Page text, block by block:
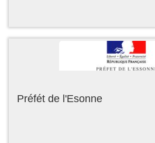
Préfét de l'Esonne